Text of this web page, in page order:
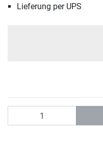
Lieferung per UPS